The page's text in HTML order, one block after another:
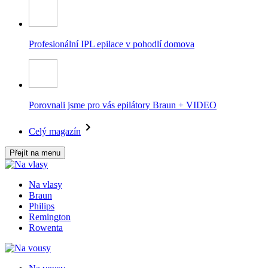
Profesionální IPL epilace v pohodlí domova
Porovnali jsme pro vás epilátory Braun + VIDEO
Celý magazín
Přejít na menu
Na vlasy
Braun
Philips
Remington
Rowenta